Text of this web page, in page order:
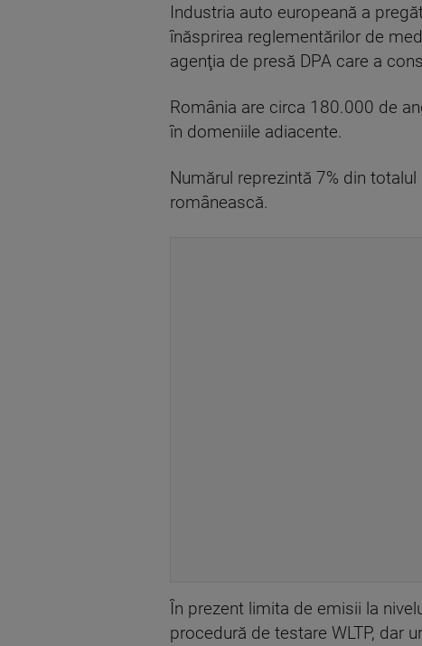
Industria auto europeană a
înăsprirea reglementărilor de
agenţia de presă DPA care a
România are circa 180.000 de
în domeniile adiacente.
Numărul reprezintă 7% din
românească.
În prezent limita de emisii la
procedură de testare WLTP, dar